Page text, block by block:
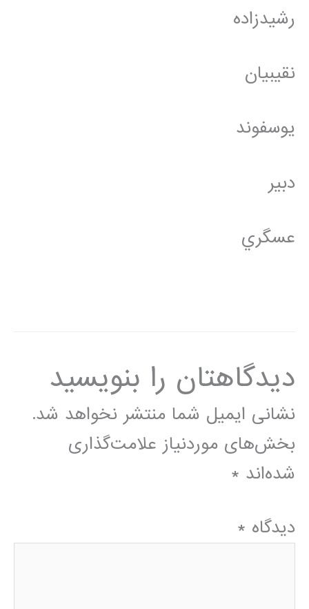
رشيدزاده
نقيبيان
يوسفوند
دبير
عسگري
دیدگاهتان را بنویسید
نشانی ایمیل شما منتشر نخواهد شد.
بخش‌های موردنیاز علامت‌گذاری
شده‌اند *
دیدگاه *